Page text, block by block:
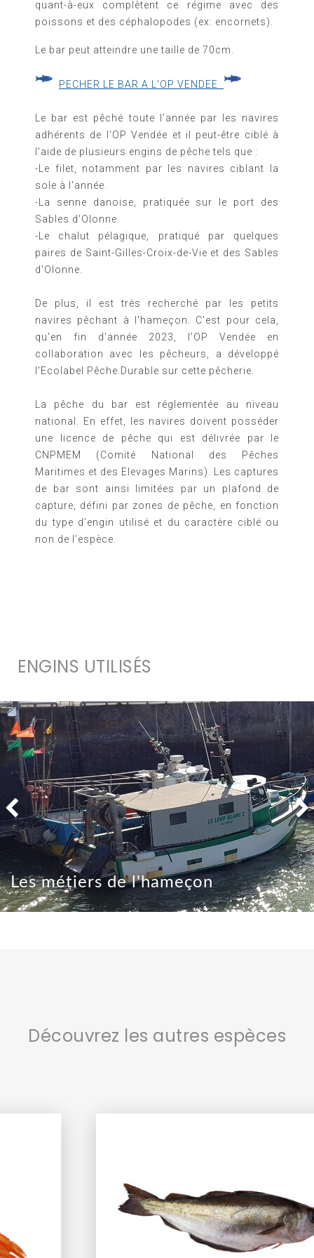
quant-à-eux complètent ce régime avec des
poissons et des céphalopodes (ex: encornets).
Le bar peut atteindre une taille de 70cm.
PECHER LE BAR A L'OP VENDEE
Le bar est pêché toute l’année par les navires
adhérents de l’OP Vendée et il peut-être ciblé à
l'aide de plusieurs engins de pêche tels que :
-Le filet, notamment par les navires ciblant la
sole à l'année.
-La senne danoise, pratiquée sur le port des
Sables d'Olonne.
-Le chalut pélagique, pratiqué par quelques
paires de Saint-Gilles-Croix-de-Vie et des Sables
d'Olonne.
De plus, il est très recherché par les petits
navires pêchant à l'hameçon. C'est pour cela,
qu'en fin d'année 2023, l'OP Vendée en
collaboration avec les pêcheurs, a développé
l'Ecolabel Pêche Durable sur cette pêcherie.
La pêche du bar est réglementée au niveau
national. En effet, les navires doivent posséder
une licence de pêche qui est délivrée par le
CNPMEM (Comité National des Pêches
Maritimes et des Elevages Marins). Les captures
de bar sont ainsi limitées par un plafond de
capture, défini par zones de pêche, en fonction
du type d’engin utilisé et du caractère ciblé ou
non de l’espèce.
ENGINS UTILISÉS
Les métiers de l'hameçon
Découvrez les autres espèces